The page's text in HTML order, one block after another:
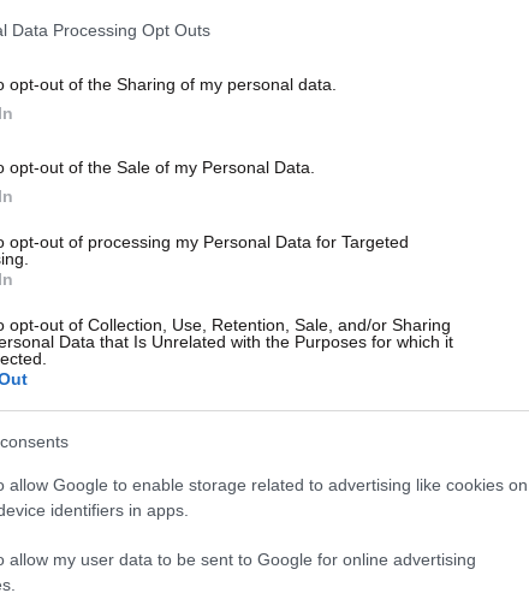
Data Processing Opt Outs
opt-out of the Sharing of my personal data.
opt-out of the Sale of my Personal Data.
opt-out of processing my Personal Data for Targeted
opt-out of Collection, Use, Retention, Sale, and/or Sharing
Data that Is Unrelated with the Purposes for which it
allow Google to enable storage related to advertising like cookies on
identifiers in apps.
allow my user data to be sent to Google for online advertising
για σεξουαλικούς